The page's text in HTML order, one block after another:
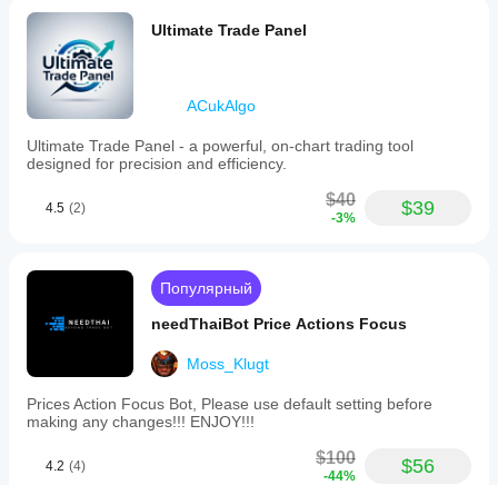
Ultimate Trade Panel
ACukAlgo
Ultimate Trade Panel - a powerful, on-chart trading tool
designed for precision and efficiency.
4.5 (2) $40
-3% $39
Популярный
needThaiBot Price Actions Focus
Moss_Klugt
Prices Action Focus Bot, Please use default setting before
making any changes!!! ENJOY!!!
4.2 (4) $100
-44% $56